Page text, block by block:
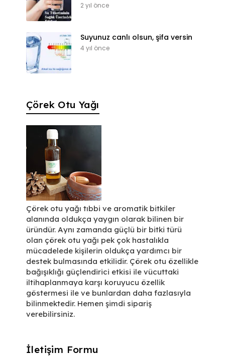
2 yıl önce
Suyunuz canlı olsun, şifa versin
4 yıl önce
Çörek Otu Yağı
Çörek otu yağı tıbbi ve aromatik bitkiler
alanında oldukça yaygın olarak bilinen bir
üründür. Aynı zamanda güçlü bir bitki türü
olan çörek otu yağı pek çok hastalıkla
mücadelede kişilerin oldukça yardımcı bir
destek bulmasında etkilidir. Çörek otu özellikle
bağışıklığı güçlendirici etkisi ile vücuttaki
iltihaplanmaya karşı koruyucu özellik
göstermesi ile ve bunlardan daha fazlasıyla
bilinmektedir. Hemen şimdi sipariş
verebilirsiniz.
İletişim Formu